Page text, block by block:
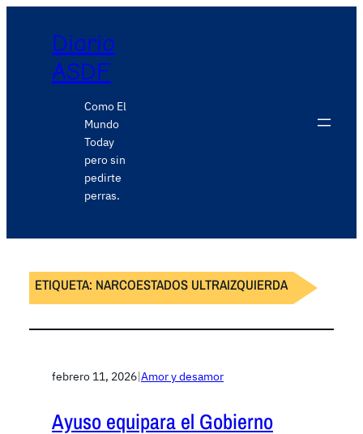
Diario
ASDF
Como El
Mundo
Today
pero sin
pedirte
perras.
ETIQUETA: NARCOESTADOS ULTRAIZQUIERDA
febrero 11, 2026|Amor y desamor
Ayuso equipara el Gobierno